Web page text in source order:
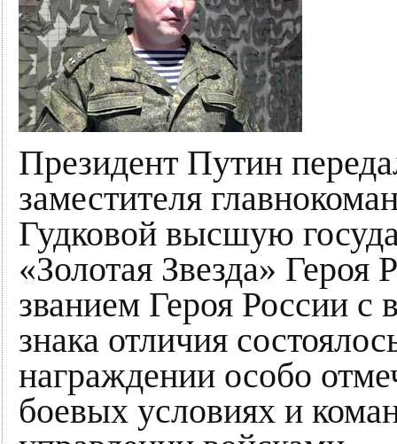
Президент Путин
заместителя
Гудковой высшую
«Золотая Звезда»
званием Героя России с
знака отличия
награждении особо
боевых условиях и